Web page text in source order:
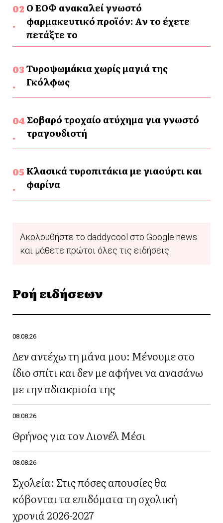
Ο ΕΟΦ ανακαλεί γνωστό
φαρμακευτικό προϊόν: Αν το έχετε
πετάξτε το
Τυροψωμάκια χωρίς μαγιά της
Γκόλφως
Σοβαρό τροχαίο ατύχημα για γνωστό
τραγουδιστή
Κλασικά τυροπιτάκια με γιαούρτι και
φαρίνα
Ακολουθήστε το daddycool στο Google news
και μάθετε πρώτοι όλες τις ειδήσεις
Ροή ειδήσεων
08.08.26
Δεν αντέχω τη μάνα μου: Μένουμε στο
ίδιο σπίτι και δεν με αφήνει να ανασάνω
με την αδιακρισία της
08.08.26
Θρήνος για τον Λιονέλ Μέσι
08.08.26
Σχολεία: Στις πόσες απουσίες θα
κόβονται τα επιδόματα τη σχολική
χρονιά 2026-2027